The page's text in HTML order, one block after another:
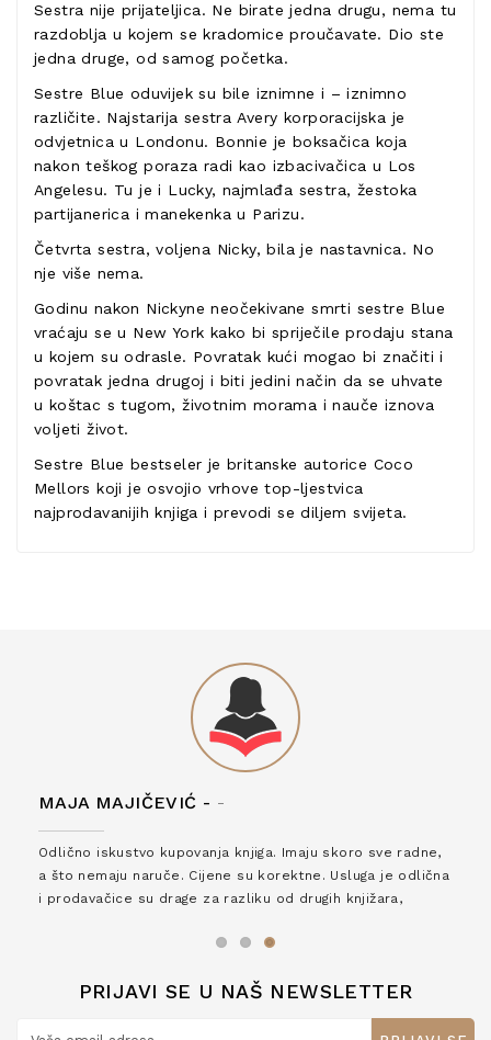
Sestra nije prijateljica. Ne birate jedna drugu, nema tu
razdoblja u kojem se kradomice proučavate. Dio ste
jedna druge, od samog početka.
Sestre Blue oduvijek su bile iznimne i – iznimno
različite. Najstarija sestra Avery korporacijska je
odvjetnica u Londonu. Bonnie je boksačica koja
nakon teškog poraza radi kao izbacivačica u Los
Angelesu. Tu je i Lucky, najmlađa sestra, žestoka
partijanerica i manekenka u Parizu.
Četvrta sestra, voljena Nicky, bila je nastavnica. No
nje više nema.
Godinu nakon Nickyne neočekivane smrti sestre Blue
vraćaju se u New York kako bi spriječile prodaju stana
u kojem su odrasle. Povratak kući mogao bi značiti i
povratak jedna drugoj i biti jedini način da se uhvate
u koštac s tugom, životnim morama i nauče iznova
voljeti život.
Sestre Blue bestseler je britanske autorice Coco
Mellors koji je osvojio vrhove top-ljestvica
najprodavanijih knjiga i prevodi se diljem svijeta.
MAJA MAJIČEVIĆ - -
Odlično iskustvo kupovanja knjiga. Imaju skoro sve radne,
a što nemaju naruče. Cijene su korektne. Usluga je odlična
i prodavačice su drage za razliku od drugih knjižara,
PRIJAVI SE U NAŠ NEWSLETTER